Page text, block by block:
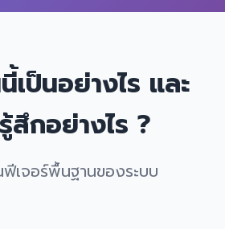
เป็นอย่างไร และ
สึกอย่างไร ?
เจอร์พื้นฐานของระบบ